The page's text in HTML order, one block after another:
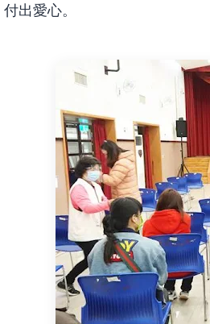
付出愛心。